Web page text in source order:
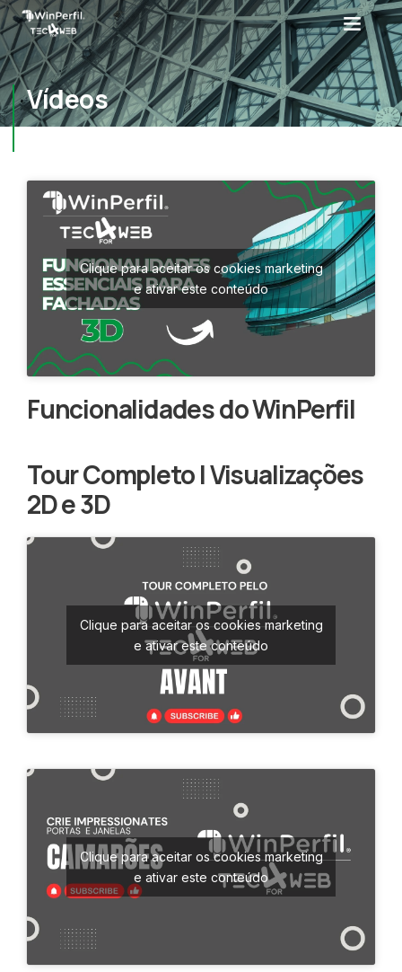
Vídeos
Clique para aceitar os cookies marketing
e ativar este conteúdo
Funcionalidades do WinPerfil
Tour Completo | Visualizações
2D e 3D
Clique para aceitar os cookies marketing
e ativar este conteúdo
Clique para aceitar os cookies marketing
e ativar este conteúdo